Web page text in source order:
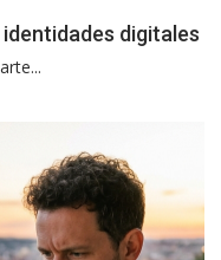
digitales